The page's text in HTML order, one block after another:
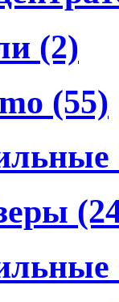
(2)
(55)